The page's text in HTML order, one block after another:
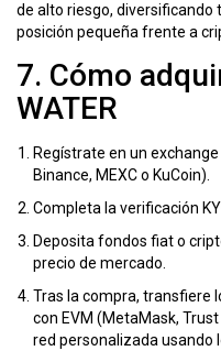
de alto riesgo,
posición pequeña frente a
7. Cómo
WATER
Regístrate en un
Binance, MEXC o KuCoin).
Completa la verificación
Deposita fondos fiat o
precio de mercado.
Tras la compra, transfiere
con EVM (MetaMask,
red personalizada usando